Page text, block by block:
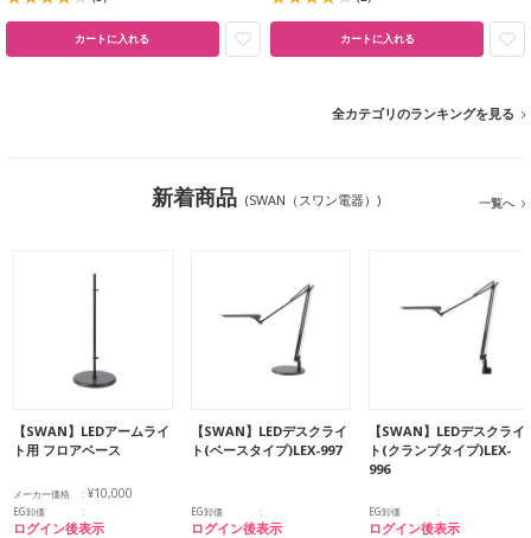
カートに入れる カートに入れる
全カテゴリのランキングを見る
新着商品 (SWAN（スワン電器）) 一覧へ
【SWAN】LEDアームライ
ト用 フロアベース
メーカー価格 ¥10,000
EG卸価
ログイン後表示
【SWAN】LEDデスクライ
ト(ベースタイプ)LEX-997
EG卸価
ログイン後表示
【SWAN】LEDデスクライ
ト(クランプタイプ)LEX-
996
EG卸価
ログイン後表示